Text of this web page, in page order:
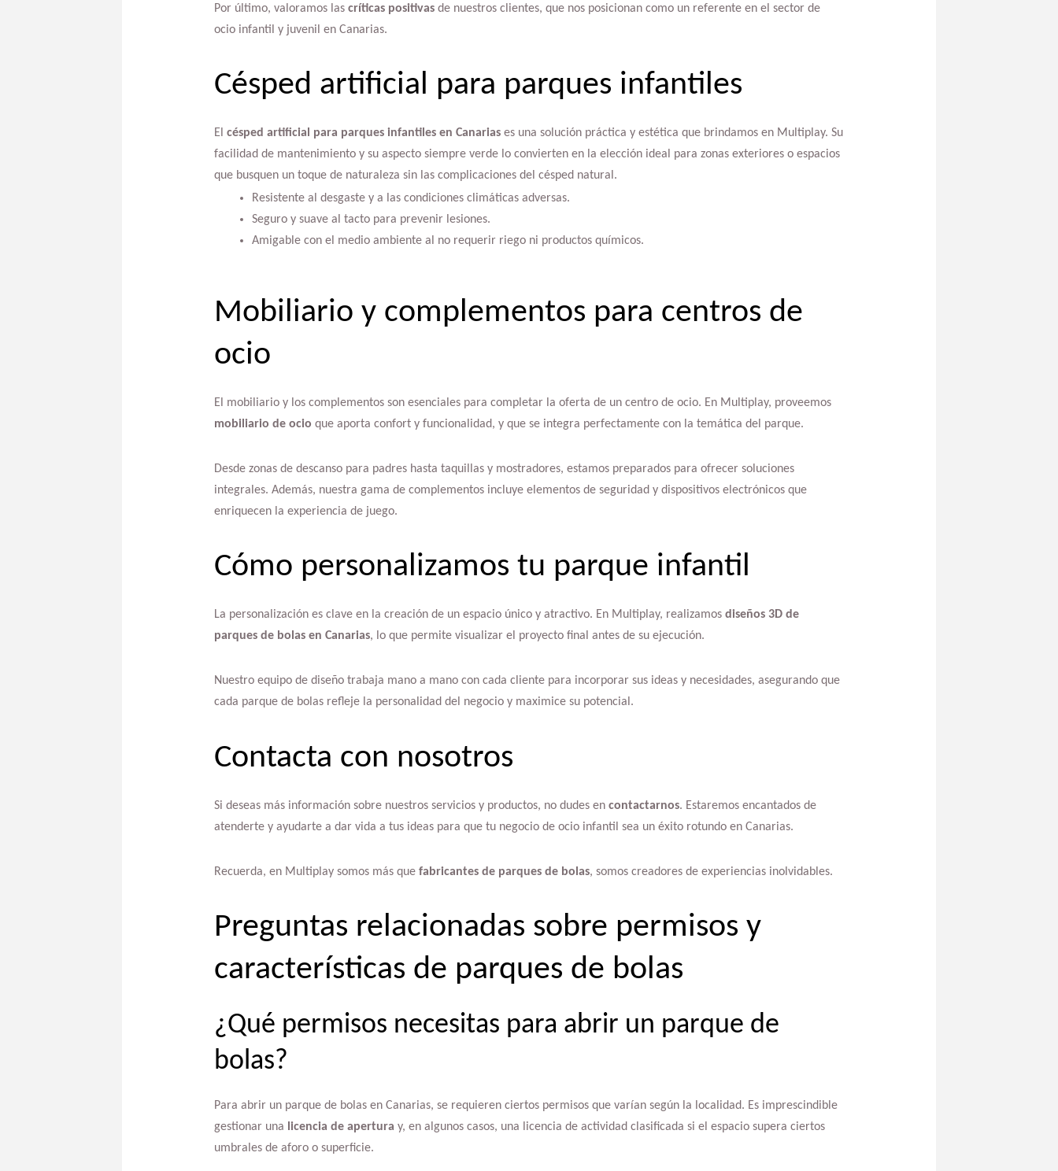
Por último, valoramos las críticas positivasde nuestros clientes, que nos posicionan como un referente en el sector de
ocio infantil y juvenil en Canarias.
Césped artificial para parques infantiles
El césped artificial para parques infantiles en Canariases una solución práctica y estética que brindamos en Multiplay. Su
facilidad de mantenimiento y su aspecto siempre verde lo convierten en la elección ideal para zonas exteriores o espacios
que busquen un toque de naturaleza sin las complicaciones del césped natural.
Resistente al desgaste y a las condiciones climáticas adversas.
Seguro y suave al tacto para prevenir lesiones.
Amigable con el medio ambiente al no requerir riego ni productos químicos.
Mobiliario y complementos para centros de
ocio
El mobiliario y los complementos son esenciales para completar la oferta de un centro de ocio. En Multiplay, proveemos
mobiliario de ocio que aporta confort y funcionalidad, y que se integra perfectamente con la temática del parque.
Desde zonas de descanso para padres hasta taquillas y mostradores, estamos preparados para ofrecer soluciones
integrales. Además, nuestra gama de complementos incluye elementos de seguridad y dispositivos electrónicos que
enriquecen la experiencia de juego.
Cómo personalizamos tu parque infantil
La personalización es clave en la creación de un espacio único y atractivo. En Multiplay, realizamos diseños 3D de
parques de bolas en Canarias, lo que permite visualizar el proyecto final antes de su ejecución.
Nuestro equipo de diseño trabaja mano a mano con cada cliente para incorporar sus ideas y necesidades, asegurando que
cada parque de bolas refleje la personalidad del negocio y maximice su potencial.
Contacta con nosotros
Si deseas más información sobre nuestros servicios y productos, no dudes en contactarnos. Estaremos encantados de
atenderte y ayudarte a dar vida a tus ideas para que tu negocio de ocio infantil sea un éxito rotundo en Canarias.
Recuerda, en Multiplay somos más que fabricantes de parques de bolas, somos creadores de experiencias inolvidables.
Preguntas relacionadas sobre permisos y
características de parques de bolas
¿Qué permisos necesitas para abrir un parque de
bolas?
Para abrir un parque de bolas en Canarias, se requieren ciertos permisos que varían según la localidad. Es imprescindible
gestionar una licencia de apertura y, en algunos casos, una licencia de actividad clasificada si el espacio supera ciertos
umbrales de aforo o superficie.